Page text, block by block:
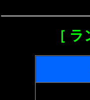
［